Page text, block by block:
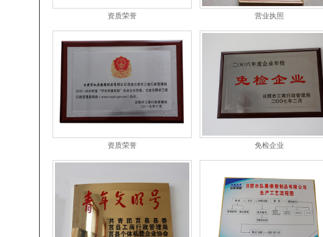
资质荣誉 营业执照
资质荣誉 免检企业